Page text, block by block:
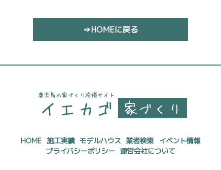
⇒HOMEに戻る
HOME 施工実績 モデルハウス 業者検索 イベント情報
プライバシーポリシー 運営会社について